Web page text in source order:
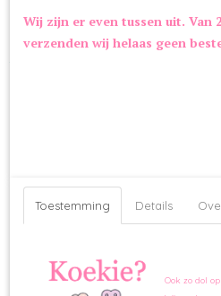
Home>WANDELEN>TUIGJES>
Wij zijn er even tussen uit. Van
verzenden wij helaas geen
Toestemming Details
Ook zo dol